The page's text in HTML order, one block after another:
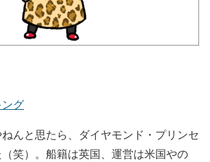
グ
んと思たら、ダイヤモンド・プリンセ
笑）。船籍は英国、運営は米国やの